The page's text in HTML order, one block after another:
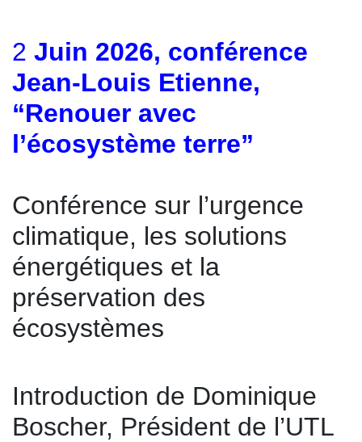
2 Juin 2026, conférence
Jean-Louis Etienne,
“Renouer avec
l’écosystème terre”
Conférence sur l’urgence
climatique, les solutions
énergétiques et la
préservation des
écosystèmes
Introduction de Dominique
Boscher, Président de l’UTL